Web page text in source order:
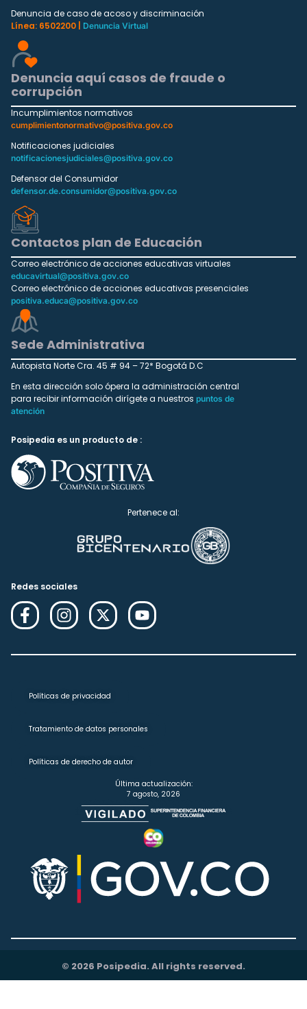
Denuncia de caso de acoso y discriminación
Línea: 6502200 |
Denuncia Virtual
Denuncia aquí casos de fraude o
corrupción
Incumplimientos normativos
cumplimientonormativo@positiva.gov.co
Notificaciones judiciales
notificacionesjudiciales@positiva.gov.co
Defensor del Consumidor
defensor.de.consumidor@positiva.gov.co
Contactos plan de Educación
Correo electrónico de acciones educativas virtuales
educavirtual@positiva.gov.co
Correo electrónico de acciones educativas presenciales
positiva.educa@positiva.gov.co
Sede Administrativa
Autopista Norte Cra. 45 # 94 – 72* Bogotá D.C
En esta dirección solo ópera la administración central
para recibir información dirígete a nuestros puntos de
atención
Posipedia es un producto de :
Pertenece al:
Redes sociales
Políticas de privacidad
Tratamiento de datos personales
Políticas de derecho de autor
Última actualización:
7 agosto, 2026
© 2026 Posipedia. All rights reserved.